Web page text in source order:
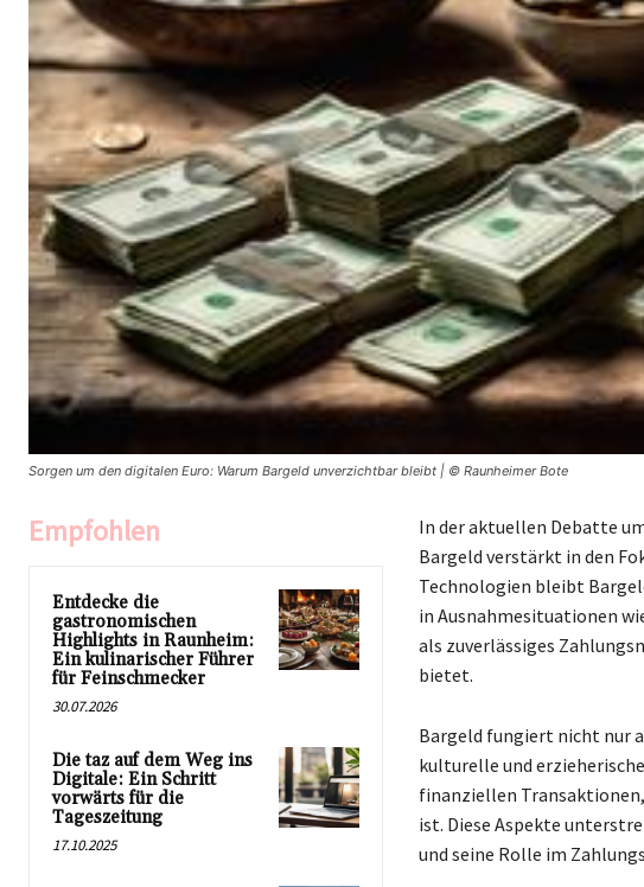
Sorgen um den digitalen Euro: Warum Bargeld unverzichtbar bleibt | © Raunheimer Bote
Empfohlen
Entdecke die
gastronomischen
Highlights in Raunheim:
Ein kulinarischer Führer
für Feinschmecker
30.07.2026
Die taz auf dem Weg ins
Digitale: Ein Schritt
vorwärts für die
Tageszeitung
17.10.2025
In der aktuellen Debatte
Bargeld verstärkt in den
Technologien bleibt
in Ausnahmesituationen
als zuverlässiges
bietet.
Bargeld fungiert nicht nur
kulturelle und
finanziellen
ist. Diese Aspekte
und seine Rolle im